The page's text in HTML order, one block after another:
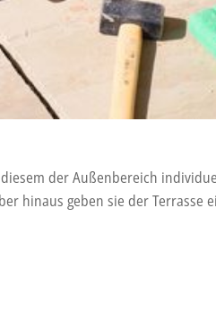
der Außenbereich
hinaus geben sie der Terrasse